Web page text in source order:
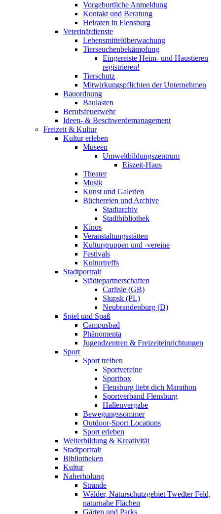
Vorgeburtliche Anmeldung
Kontakt und Beratung
Heiraten in Flensburg
Veterinärdienste
Lebensmittelüberwachung
Tierseuchenbekämpfung
Eingereiste Heim- und Haustieren
registrieren!
Tierschutz
Mitwirkungspflichten der Unternehmen
Bauordnung
Baulasten
Berufsfeuerwehr
Ideen- & Beschwerdemanagement
Freizeit & Kultur
Kultur erleben
Museen
Umweltbildungszentrum
Eiszeit-Haus
Theater
Musik
Kunst und Galerien
Büchereien und Archive
Stadtarchiv
Stadtbibliothek
Kinos
Veranstaltungsstätten
Kulturgruppen und -vereine
Festivals
Kulturtreffs
Stadtportrait
Städtepartnerschaften
Carlisle (GB)
Slupsk (PL)
Neubrandenburg (D)
Spiel und Spaß
Campusbad
Phänomenta
Jugendzentren & Freizeiteinrichtungen
Sport
Sport treiben
Sportvereine
Sportbox
Flensburg liebt dich Marathon
Sportverband Flensburg
Hallenvergabe
Bewegungssommer
Outdoor-Sport Locations
Sport erleben
Weiterbildung & Kreativität
Stadtportrait
Bibliotheken
Kultur
Naherholung
Strände
Wälder, Naturschutzgebiet Twedter Feld,
naturnahe Flächen
Gärten und Parks